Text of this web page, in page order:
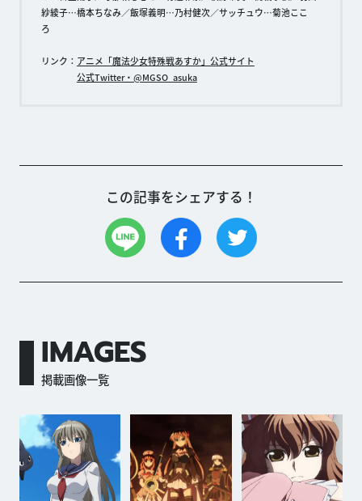
紗綾子…橋本ちなみ／飯塚義明…乃村健次／サッチュウ…菊池ここ
ろ
リンク： アニメ「魔法少女特殊戦あすか」公式サイト
公式Twitter・@MGSO_asuka
この記事をシェアする！
IMAGES
掲載画像一覧